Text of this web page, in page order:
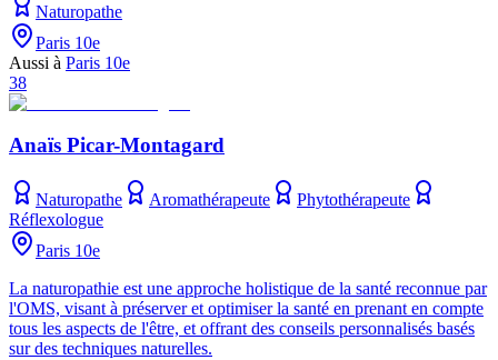
Naturopathe
Paris 10e
Aussi à Paris 10e
38
Anaïs Picar-Montagard
Naturopathe Aromathérapeute
Phytothérapeute
Réflexologue
Paris 10e
La naturopathie est une approche holistique de la santé reconnue par
l'OMS, visant à préserver et optimiser la santé en prenant en compte
tous les aspects de l'être, et offrant des conseils personnalisés basés
sur des techniques naturelles.